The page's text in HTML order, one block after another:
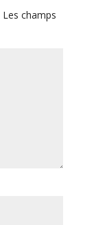
Les champs